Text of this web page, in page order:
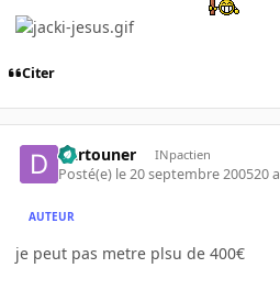
Citer
Dartouner INpactien
Posté(e) le 20 septembre 200520 a
AUTEUR
je peut pas metre plsu de 400€